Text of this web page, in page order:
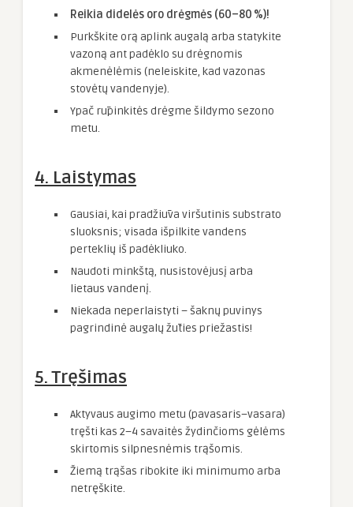
Reikia didelės oro drėgmės (60–80 %)!
Purkškite orą aplink augalą arba statykite
vazoną ant padėklo su drėgnomis
akmenėlėmis (neleiskite, kad vazonas
stovėtų vandenyje).
Ypač rūpinkitės drėgme šildymo sezono
metu.
4. Laistymas
Gausiai, kai pradžiūva viršutinis substrato
sluoksnis; visada išpilkite vandens
perteklių iš padėkliuko.
Naudoti minkštą, nusistovėjusį arba
lietaus vandenį.
Niekada neperlaistyti – šaknų puvinys
pagrindinė augalų žūties priežastis!
5. Tręšimas
Aktyvaus augimo metu (pavasaris–vasara)
tręšti kas 2–4 savaitės žydinčioms gėlėms
skirtomis silpnesnėmis trąšomis.
Žiemą trąšas ribokite iki minimumo arba
netręškite.